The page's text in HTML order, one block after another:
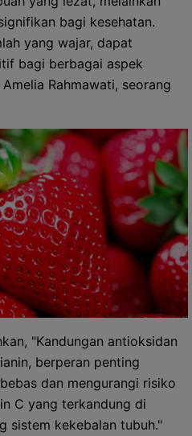
bagi kesehatan.
yang wajar, dapat
bagi berbagai aspek
Rahmawati, seorang
"Kandungan antioksidan
berperan penting
dan mengurangi risiko
C yang terkandung di
sistem kekebalan tubuh."